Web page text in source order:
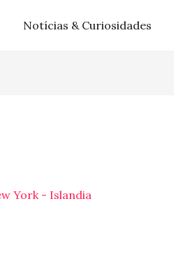
Notícias & Curiosidades
York - Islandia